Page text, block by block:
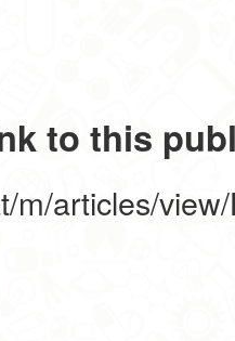
to this
m/articles/